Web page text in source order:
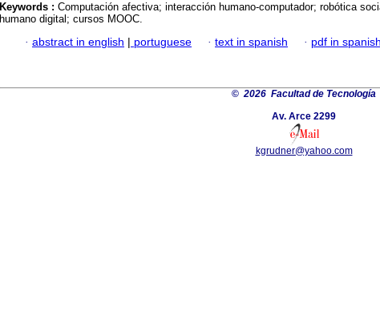
Keywords : Computación afectiva; interacción humano-computador; robótica
humano digital; cursos MOOC.
· abstract in english | portuguese · text in spanish · pdf in spanish
©2026 Facultad de Tecnología
Av. Arce 2299
kgrudner@yahoo.com